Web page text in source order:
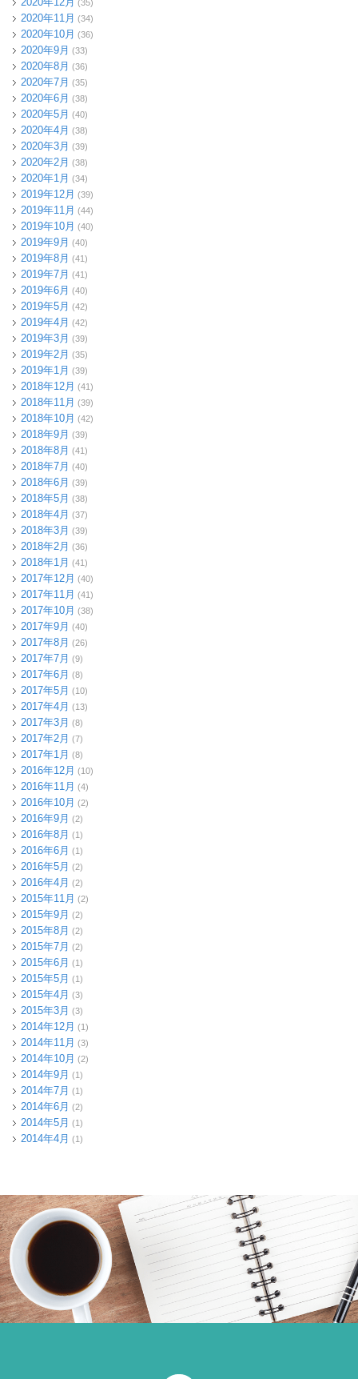
(35)
2020年11月 (34)
2020年10月 (36)
2020年9月 (33)
2020年8月 (36)
2020年7月 (35)
2020年6月 (38)
2020年5月 (40)
2020年4月 (38)
2020年3月 (39)
2020年2月 (38)
2020年1月 (34)
2019年12月 (39)
2019年11月 (44)
2019年10月 (40)
2019年9月 (40)
2019年8月 (41)
2019年7月 (41)
2019年6月 (40)
2019年5月 (42)
2019年4月 (42)
2019年3月 (39)
2019年2月 (35)
2019年1月 (39)
2018年12月 (41)
2018年11月 (39)
2018年10月 (42)
2018年9月 (39)
2018年8月 (41)
2018年7月 (40)
2018年6月 (39)
2018年5月 (38)
2018年4月 (37)
2018年3月 (39)
2018年2月 (36)
2018年1月 (41)
2017年12月 (40)
2017年11月 (41)
2017年10月 (38)
2017年9月 (40)
2017年8月 (26)
2017年7月 (9)
2017年6月 (8)
2017年5月 (10)
2017年4月 (13)
2017年3月 (8)
2017年2月 (7)
2017年1月 (8)
2016年12月 (10)
2016年11月 (4)
2016年10月 (2)
2016年9月 (2)
2016年8月 (1)
2016年6月 (1)
2016年5月 (2)
2016年4月 (2)
2015年11月 (2)
2015年9月 (2)
2015年8月 (2)
2015年7月 (2)
2015年6月 (1)
2015年5月 (1)
2015年4月 (3)
2015年3月 (3)
2014年12月 (1)
2014年11月 (3)
2014年10月 (2)
2014年9月 (1)
2014年7月 (1)
2014年6月 (2)
2014年5月 (1)
2014年4月 (1)